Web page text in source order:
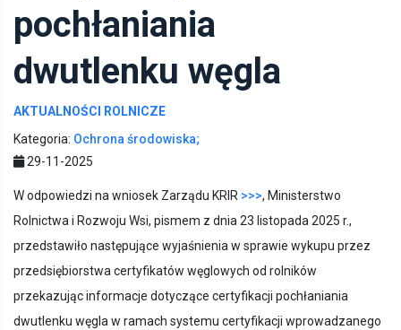
pochłaniania
dwutlenku węgla
AKTUALNOŚCI ROLNICZE
Kategoria: Ochrona środowiska;
29-11-2025
W odpowiedzi na wniosek Zarządu KRIR >>>, Ministerstwo
Rolnictwa i Rozwoju Wsi, pismem z dnia 23 listopada 2025 r.,
przedstawiło następujące wyjaśnienia w sprawie wykupu przez
przedsiębiorstwa certyfikatów węglowych od rolników
przekazując informacje dotyczące certyfikacji pochłaniania
dwutlenku węgla w ramach systemu certyfikacji wprowadzanego